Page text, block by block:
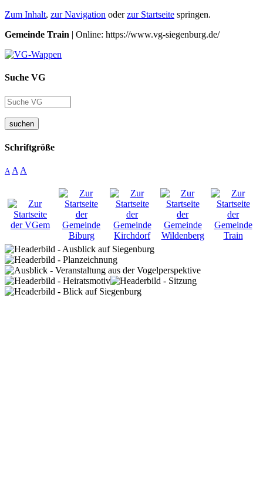
Zum Inhalt, zur Navigation oderzur Startseite springen.
Gemeinde Train | Online: https://www.vg-siegenburg.de/
Suche VG
suchen
Schriftgröße
A A A